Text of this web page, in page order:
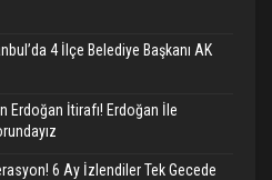
4 İlçe Belediye Başkanı AK
Erdoğan İtirafı! Erdoğan İle
6 Ay İzlendiler Tek Gecede